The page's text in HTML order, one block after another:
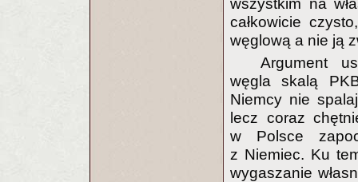
wszystkim na
całkowicie
węglową a nie ją
Argument
węgla skalą
Niemcy nie
lecz coraz
w Polsce
z Niemiec. Ku
wygaszanie